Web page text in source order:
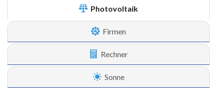
Photovoltaik
Firmen
Rechner
Sonne